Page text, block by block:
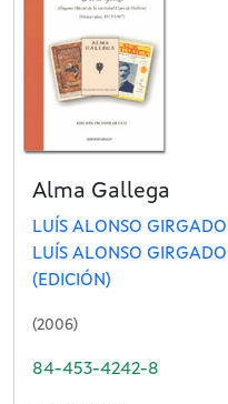
Alma Gallega
LUÍS ALONSO
LUÍS ALONSO
(EDICIÓN)
(2006)
84-453-4242-8